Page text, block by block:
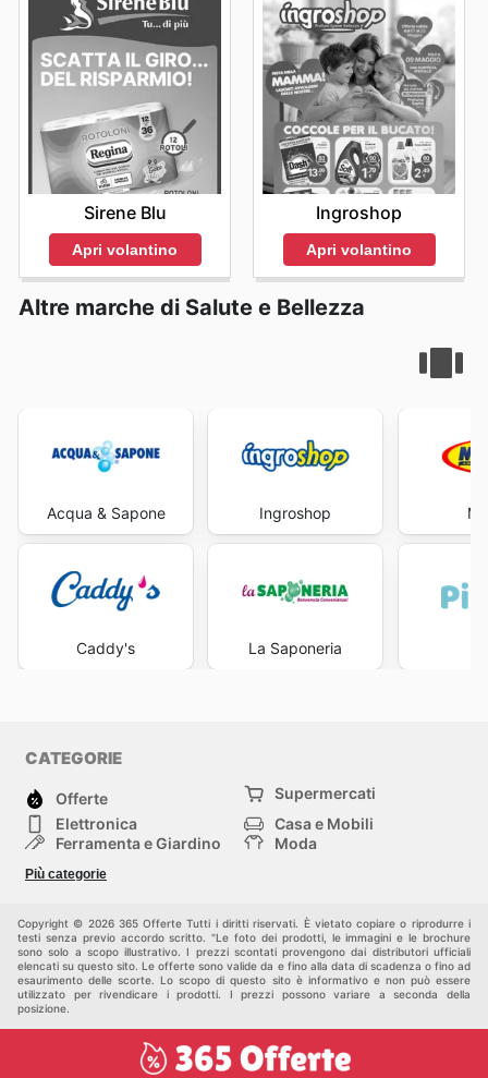
Sirene Blu
Apri volantino
Ingroshop
Apri volantino
Altre marche di Salute e Bellezza
Acqua & Sapone
Caddy's
Ingroshop
La Saponeria
CATEGORIE
Offerte
Supermercati
Elettronica
Casa e Mobili
Ferramenta e Giardino
Moda
Bambini e Neonati
Più categorie
Copyright © 2026 365 Offerte Tutti i diritti riservati. È vietato copiare o riprodurre i
testi senza previo accordo scritto. "Le foto dei prodotti, le immagini e le brochure
sono solo a scopo illustrativo. I prezzi scontati provengono dai distributori ufficiali
elencati su questo sito. Le offerte sono valide da e fino alla data di scadenza o fino ad
esaurimento delle scorte. Lo scopo di questo sito è informativo e non può essere
utilizzato per rivendicare i prodotti. I prezzi possono variare a seconda della
posizione.